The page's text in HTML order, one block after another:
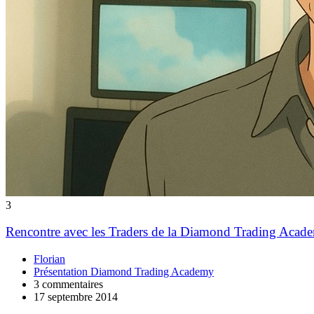
3
Rencontre avec les Traders de la Diamond Trading
Florian
Présentation Diamond Trading Academy
3 commentaires
17 septembre 2014